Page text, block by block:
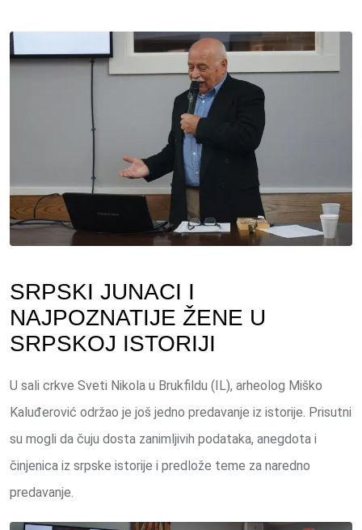
Email
SRPSKI JUNACI I
NAJPOZNATIJE ŽENE U
SRPSKOJ ISTORIJI
U sali crkve Sveti Nikola u Brukfildu (IL), arheolog Miško
Kaluđerović održao je još jedno predavanje iz istorije. Prisutni
su mogli da čuju dosta zanimljivih podataka, anegdota i
činjenica iz srpske istorije i predlože teme za naredno
predavanje.